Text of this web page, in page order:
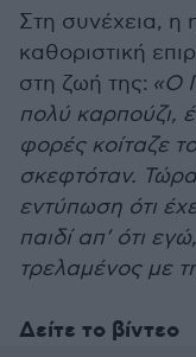
Στη συνέχεια, η
καθοριστική
στη ζωή της: «Ο
πολύ καρπούζι,
φορές κοίταζε
σκεφτόταν.
εντύπωση ότι
παιδί απ’ ότι
τρελαμένος με
Δείτε το βίντεο